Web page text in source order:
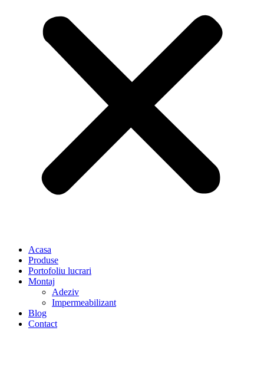
Acasa
Produse
Portofoliu lucrari
Montaj
Adeziv
Impermeabilizant
Blog
Contact